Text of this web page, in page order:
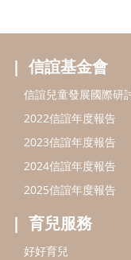
信誼基金會
信誼兒童發展國際研
2022信誼年度報告
2023信誼年度報告
2024信誼年度報告
2025信誼年度報告
育兒服務
好好育兒